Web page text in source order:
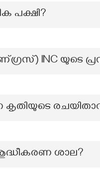
പക്ഷി?
INC യുടെ
കൃതിയുടെ
ശാല?